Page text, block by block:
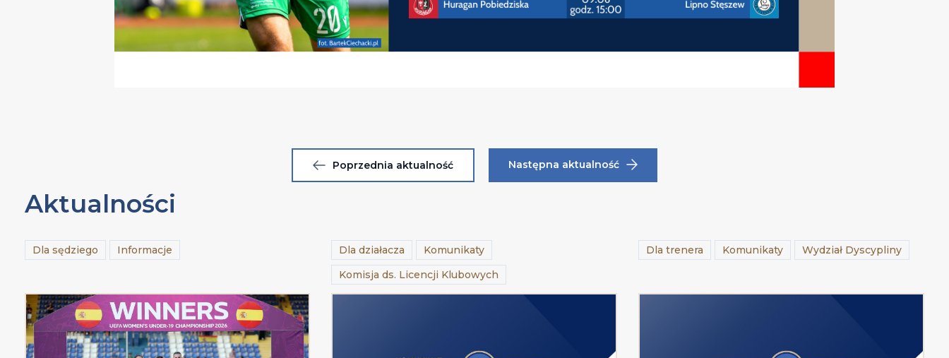
Poprzednia aktualność Następna aktualność
Aktualności
Dla sędziego Informacje Dla działacza
Komunikaty
Komisja ds. Licencji Klubowych
Dla trenera Komunikaty Wydział Dyscypliny